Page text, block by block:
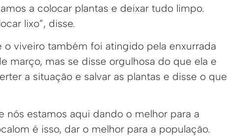
a colocar plantas e deixar tudo limpo.
lixo”, disse.
viveiro também foi atingido pela enxurrada
março, mas se disse orgulhosa do que ela e
a situação e salvar as plantas e disse o que
nós estamos aqui dando o melhor para a
é isso, dar o melhor para a população.